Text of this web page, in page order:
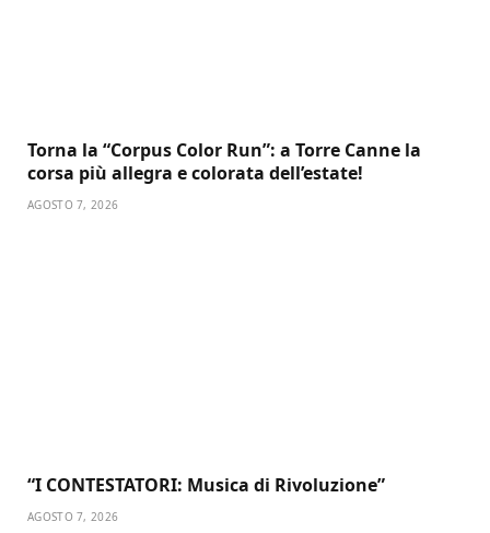
Torna la “Corpus Color Run”: a Torre Canne la
corsa più allegra e colorata dell’estate!
AGOSTO 7, 2026
“I CONTESTATORI: Musica di Rivoluzione”
AGOSTO 7, 2026